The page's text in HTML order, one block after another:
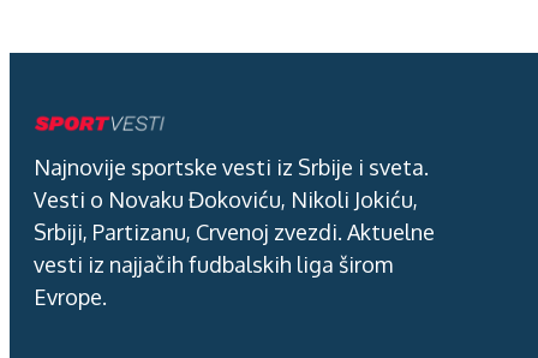
Najnovije sportske vesti iz Srbije i sveta.
Vesti o Novaku Đokoviću, Nikoli Jokiću,
Srbiji, Partizanu, Crvenoj zvezdi. Aktuelne
vesti iz najjačih fudbalskih liga širom
Evrope.